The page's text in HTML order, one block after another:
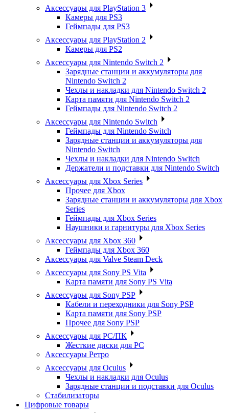
Аксессуары для PlayStation 3
Камеры для PS3
Геймпады для PS3
Аксессуары для PlayStation 2
Камеры для PS2
Аксессуары для Nintendo Switch 2
Зарядные станции и аккумуляторы для
Nintendo Switch 2
Чехлы и накладки для Nintendo Switch 2
Карта памяти для Nintendo Switch 2
Геймпады для Nintendo Switch 2
Аксессуары для Nintendo Switch
Геймпады для Nintendo Switch
Зарядные станции и аккумуляторы для
Nintendo Switch
Чехлы и накладки для Nintendo Switch
Держатели и подставки для Nintendo Switch
Аксессуары для Xbox Series
Прочее для Xbox
Зарядные станции и аккумуляторы для Xbox
Series
Геймпады для Xbox Series
Наушники и гарнитуры для Xbox Series
Аксессуары для Xbox 360
Геймпады для Xbox 360
Аксессуары для Valve Steam Deck
Аксессуары для Sony PS Vita
Карта памяти для Sony PS Vita
Аксессуары для Sony PSP
Кабели и переходники для Sony PSP
Карта памяти для Sony PSP
Прочее для Sony PSP
Аксессуары для PC/ПК
Жесткие диски для PC
Аксессуары Ретро
Аксессуары для Oculus
Чехлы и накладки для Oculus
Зарядные станции и подставки для Oculus
Стабилизаторы
Цифровые товары